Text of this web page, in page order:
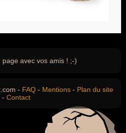
page avec vos amis ! ;-)
- FAQ - Mentions - Plan du site
- Contact